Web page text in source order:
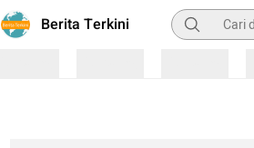
Berita Terkini Pencarian